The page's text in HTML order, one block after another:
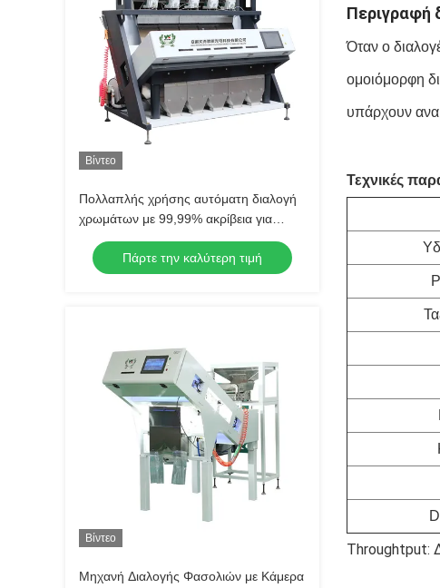
Βίντεο
Πολλαπλής χρήσης αυτόματη διαλογή
χρωμάτων με 99,99% ακρίβεια για
βότανα και σιτηρά
Πάρτε την καλύτερη τιμή
Βίντεο
Μηχανή Διαλογής Φασολιών με Κάμερα
Περιγραφή
Όταν ο
ομοιόμορφη
υπάρχουν
Τεχνικές
Throughtput: